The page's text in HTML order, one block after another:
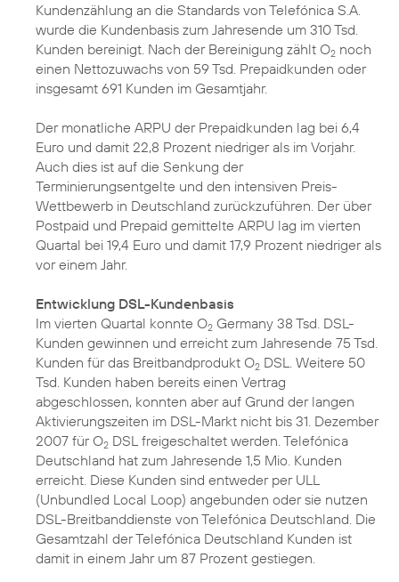
Kundenzählung an die Standards von Telefónica S.A.
wurde die Kundenbasis zum Jahresende um 310 Tsd.
Kunden bereinigt. Nach der Bereinigung zählt O2 noch
einen Nettozuwachs von 59 Tsd. Prepaidkunden oder
insgesamt 691 Kunden im Gesamtjahr.
Der monatliche ARPU der Prepaidkunden lag bei 6,4
Euro und damit 22,8 Prozent niedriger als im Vorjahr.
Auch dies ist auf die Senkung der
Terminierungsentgelte und den intensiven Preis-
Wettbewerb in Deutschland zurückzuführen. Der über
Postpaid und Prepaid gemittelte ARPU lag im vierten
Quartal bei 19,4 Euro und damit 17,9 Prozent niedriger als
vor einem Jahr.
Entwicklung DSL-Kundenbasis
Im vierten Quartal konnte O2 Germany 38 Tsd. DSL-
Kunden gewinnen und erreicht zum Jahresende 75 Tsd.
Kunden für das Breitbandprodukt O2 DSL. Weitere 50
Tsd. Kunden haben bereits einen Vertrag
abgeschlossen, konnten aber auf Grund der langen
Aktivierungszeiten im DSL-Markt nicht bis 31. Dezember
2007 für O2 DSL freigeschaltet werden. Telefónica
Deutschland hat zum Jahresende 1,5 Mio. Kunden
erreicht. Diese Kunden sind entweder per ULL
(Unbundled Local Loop) angebunden oder sie nutzen
DSL-Breitbanddienste von Telefónica Deutschland. Die
Gesamtzahl der Telefónica Deutschland Kunden ist
damit in einem Jahr um 87 Prozent gestiegen.